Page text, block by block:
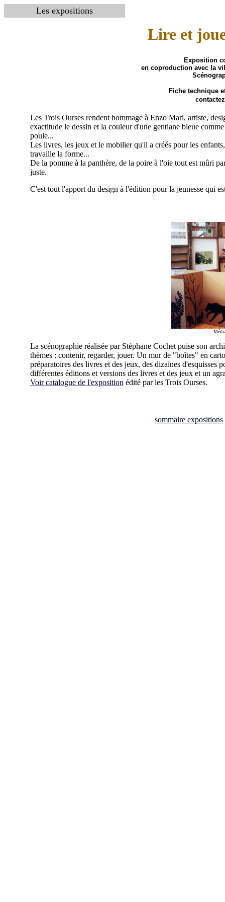
Les expositions
Lire et
Exposition
en coproduction avec la
Fiche technique
Les Trois Ourses rendent hommage à Enzo Mari, artiste,
exactitude le dessin et la couleur d'une gentiane bleue
poule...
Les livres, les jeux et le mobilier qu'il a créés pour les
travaille la forme...
De la pomme à la panthère, de la poire à l'oie tout est mûri
juste.
C'est tout l'apport du design à l'édition pour la jeunesse qui
La scénographie réalisée par Stéphane Cochet puise son
thèmes : contenir, regarder, jouer. Un mur de "boîtes" en
préparatoires des livres et des jeux, des dizaines
différentes éditions et versions des livres et des jeux et un
Voir catalogue de l'exposition édité par les Trois Ourses.
sommaire expositions